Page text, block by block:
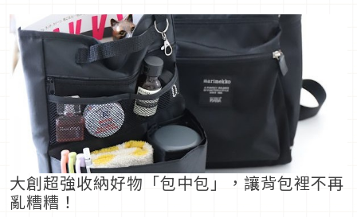
大創超強收納好物「包中包」，讓背包裡不再
亂糟糟！